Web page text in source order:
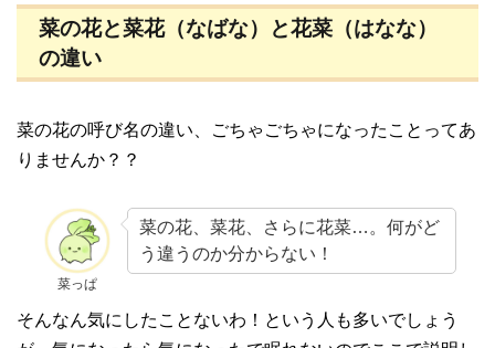
菜の花と菜花（なばな）と花菜（はなな）
の違い
菜の花の呼び名の違い、ごちゃごちゃになったことってあ
りませんか？？
菜っぱ
菜の花、菜花、さらに花菜…。何がど
う違うのか分からない！
そんなん気にしたことないわ！という人も多いでしょう